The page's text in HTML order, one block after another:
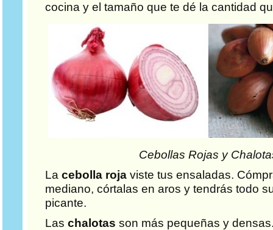
cocina y el tamaño que te dé la cantidad
Cebollas Rojas y
La cebolla roja viste tus ensaladas.
mediano, córtalas en aros y tendrás todo
picante.
Las chalotas son más pequeñas y